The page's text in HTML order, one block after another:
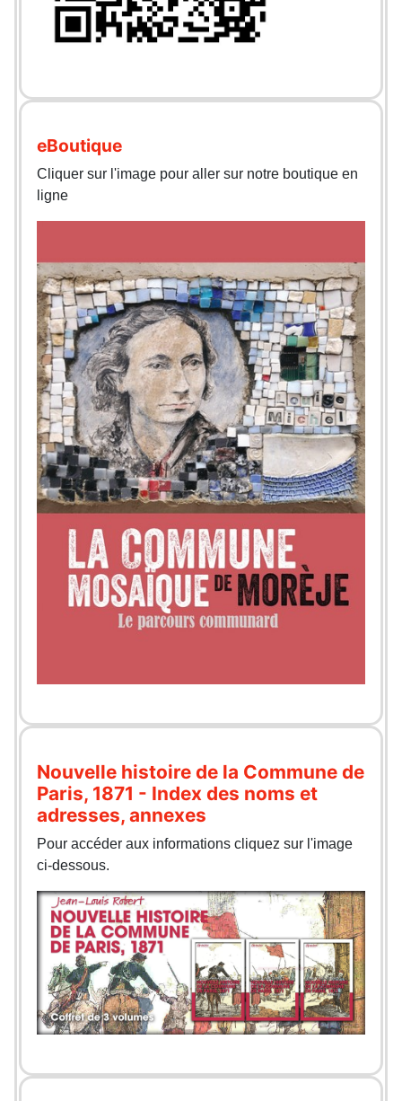
eBoutique
Cliquer sur l'image pour aller sur notre boutique en
ligne
Nouvelle histoire de la Commune de
Paris, 1871 - Index des noms et
adresses, annexes
Pour accéder aux informations cliquez sur l'image
ci-dessous.